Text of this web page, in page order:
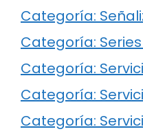
Categoría:
Categoría:
Categoría:
Categoría:
Categoría: